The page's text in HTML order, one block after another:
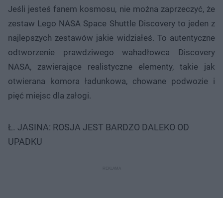
Jeśli jesteś fanem kosmosu, nie można zaprzeczyć, że
zestaw Lego NASA Space Shuttle Discovery to jeden z
najlepszych zestawów jakie widziałeś. To autentyczne
odtworzenie prawdziwego wahadłowca Discovery
NASA, zawierające realistyczne elementy, takie jak
otwierana komora ładunkowa, chowane podwozie i
pięć miejsc dla załogi.
Ł. JASINA: ROSJA JEST BARDZO DALEKO OD
UPADKU